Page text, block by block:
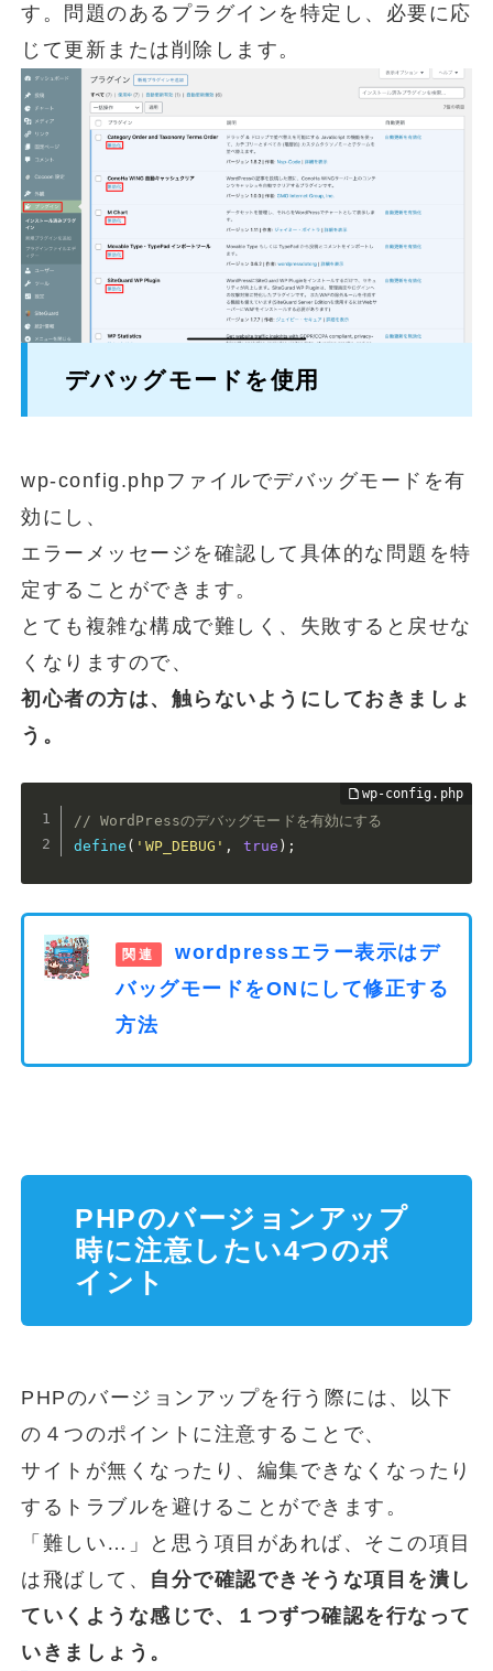
す。問題のあるプラグインを特定し、必要に応
じて更新または削除します。
デバッグモードを使用
wp-config.phpファイルでデバッグモードを有
効にし、
エラーメッセージを確認して具体的な問題を特
定することができます。
とても複雑な構成で難しく、失敗すると戻せな
くなりますので、
初心者の方は、触らないようにしておきましょ
う。
// WordPressのデバッグモードを有効にする
define ( 'WP_DEBUG' , true ) ;
wordpressエラー表示はデ
バッグモードをONにして修正する
方法
PHPのバージョンアップ
時に注意したい4つのポ
イント
PHPのバージョンアップを行う際には、以下
の４つのポイントに注意することで、
サイトが無くなったり、編集できなくなったり
するトラブルを避けることができます。
「難しい…」と思う項目があれば、そこの項目
は飛ばして、 自分で確認できそうな項目を潰し
ていくような感じで、１つずつ確認を行なって
いきましょう。